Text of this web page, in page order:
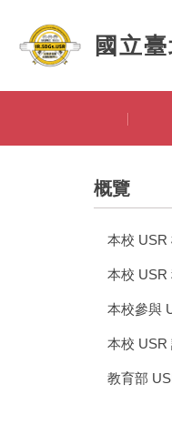
主
內
國立
概覽
本校 USR
本校 USR
本校參與
本校 USR
教育部